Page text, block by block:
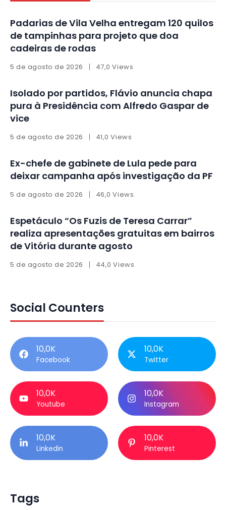
Padarias de Vila Velha entregam 120 quilos
de tampinhas para projeto que doa
cadeiras de rodas
5 de agosto de 2026 47,0 Views
Isolado por partidos, Flávio anuncia chapa
pura à Presidência com Alfredo Gaspar de
vice
5 de agosto de 2026 41,0 Views
Ex-chefe de gabinete de Lula pede para
deixar campanha após investigação da PF
5 de agosto de 2026 46,0 Views
Espetáculo “Os Fuzis de Teresa Carrar”
realiza apresentações gratuitas em bairros
de Vitória durante agosto
5 de agosto de 2026 44,0 Views
Social Counters
10,0K
Facebook
10,0K
Twitter
10,0K
Youtube
10,0K
Instagram
10,0K
Linkedin
10,0K
Pinterest
Tags